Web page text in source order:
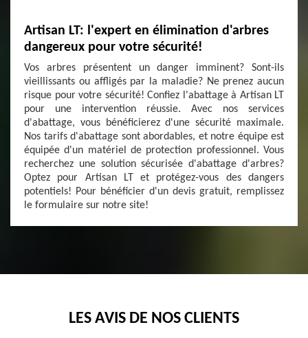
Artisan LT: l'expert en élimination d'arbres
dangereux pour votre sécurité!
Vos arbres présentent un danger imminent? Sont-ils
vieillissants ou affligés par la maladie? Ne prenez aucun
risque pour votre sécurité! Confiez l'abattage à Artisan LT
pour une intervention réussie. Avec nos services
d'abattage, vous bénéficierez d'une sécurité maximale.
Nos tarifs d'abattage sont abordables, et notre équipe est
équipée d'un matériel de protection professionnel. Vous
recherchez une solution sécurisée d'abattage d'arbres?
Optez pour Artisan LT et protégez-vous des dangers
potentiels! Pour bénéficier d'un devis gratuit, remplissez
le formulaire sur notre site!
LES AVIS DE NOS CLIENTS